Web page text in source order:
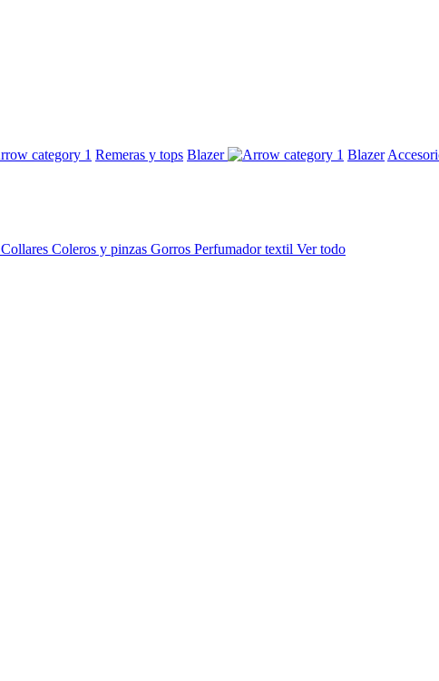
Remeras y tops Blazer Blazer
Collares Coleros y pinzas Gorros Perfumador textil Ver todo